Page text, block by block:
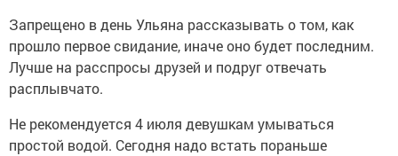
Запрещено в день Ульяна рассказывать о том, как
прошло первое свидание, иначе оно будет последним.
Лучше на расспросы друзей и подруг отвечать
расплывчато.
Не рекомендуется 4 июля девушкам умываться
простой водой. Сегодня надо встать пораньше